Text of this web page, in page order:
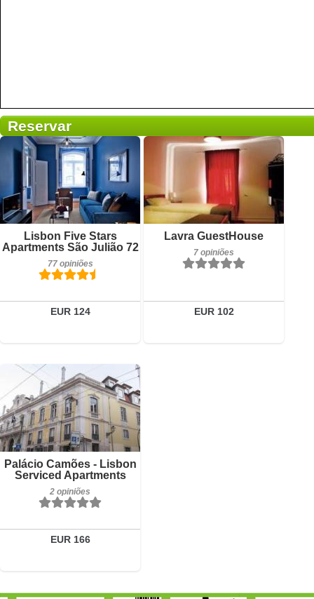
Reservar
Lisbon Five Stars
Apartments São Julião 72
77 opiniões
EUR 124
77 opiniões
Detalhes
Reservar
Lavra GuestHouse
7 opiniões
EUR 102
7 opiniões
Detalhes
Reservar
Palácio Camões - Lisbon
Serviced Apartments
2 opiniões
EUR 166
2 opiniões
Detalhes
Reservar